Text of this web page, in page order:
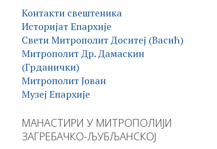
Контакти свештеника
Историјат Епархије
Свети Митрополит Доситеј (Васић)
Митрополит Др. Дамаскин
(Грданички)
Митрополит Јован
Музеј Епархије
МАНАСТИРИ У МИТРОПОЛИЈИ
ЗАГРЕБАЧКО-ЉУБЉАНСКОЈ